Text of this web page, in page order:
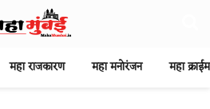
महा राजकारण महा मनोरंजन महा क्राईम